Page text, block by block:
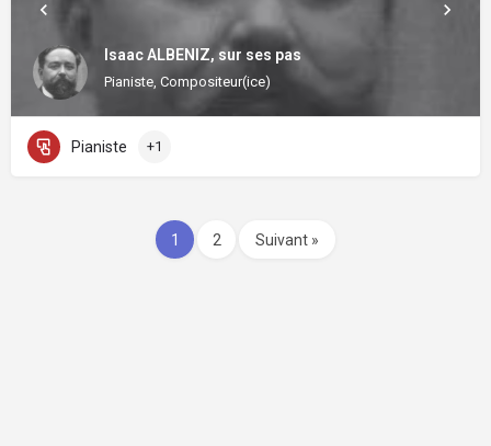
Isaac ALBENIZ, sur ses pas
Pianiste, Compositeur(ice)
Pianiste +1
1 2 Suivant »